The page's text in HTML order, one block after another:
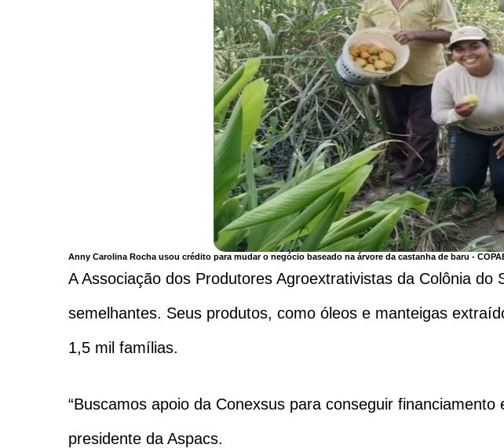
Anny Carolina Rocha usou crédito para mudar o negócio baseado na árvore da castanha de baru -
A Associação dos Produtores Agroextrativistas da Colônia
semelhantes. Seus produtos, como óleos e manteigas
1,5 mil famílias.
“Buscamos apoio da Conexsus para conseguir
presidente da Aspacs.